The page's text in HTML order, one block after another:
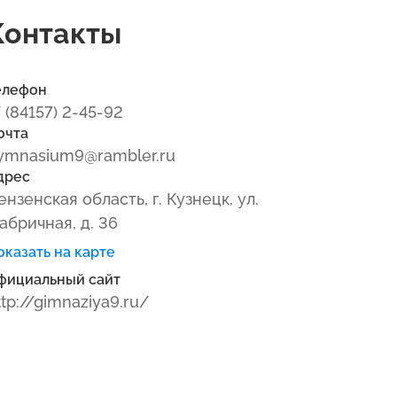
(84157) 2-45-92
область, г. Кузнецк, ул.
д. 36
на карте
сайт
gimnaziya9.ru/